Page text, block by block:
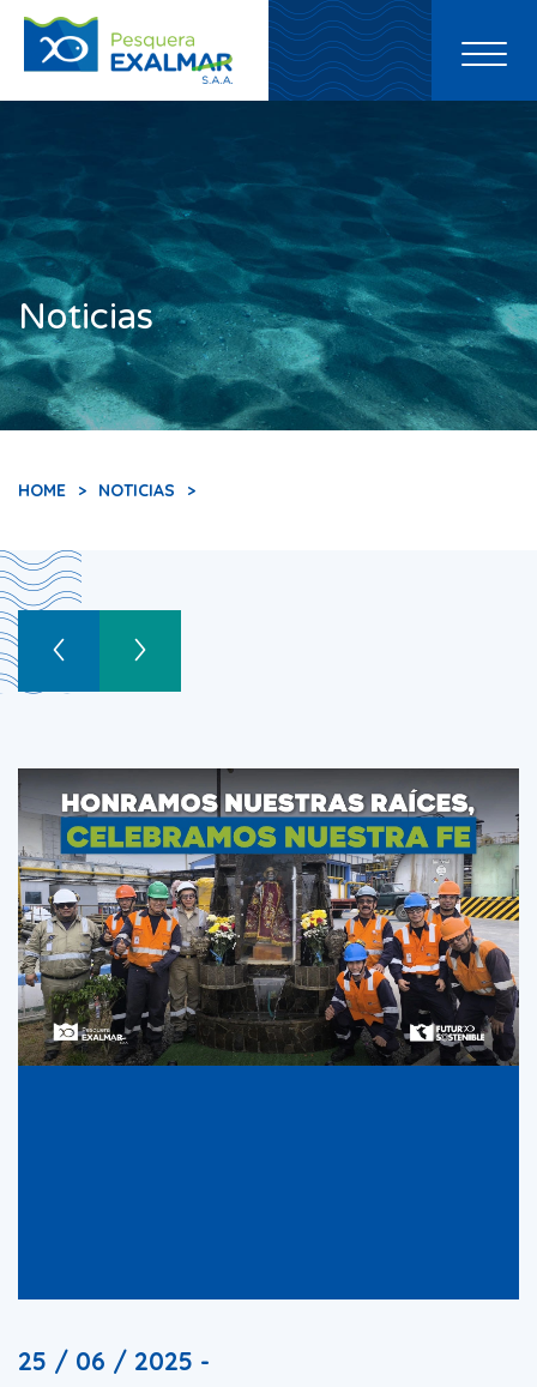
Toggle
Noticias
HOME > NOTICIAS >
25 / 06 / 2025 -